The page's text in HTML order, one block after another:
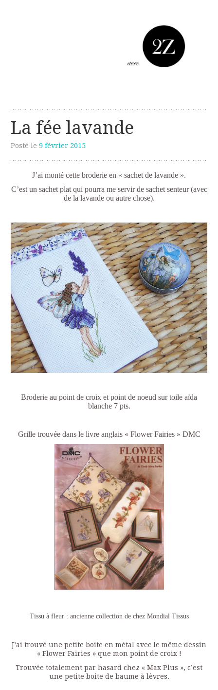
avec deux z
La fée lavande
Posté le9 février 2015
J’ai monté cette broderie en « sachet de lavande ».
C’est un sachet plat qui pourra me servir de sachet senteur (avec
de la lavande ou autre chose).
Broderie au point de croix et point de noeud sur toile aïda
blanche 7 pts.
Grille trouvée dans le livre anglais « Flower Fairies » DMC
Tissu à fleur : ancienne collection de chez Mondial Tissus
J’ai trouvé une petite boite en métal avec le même dessin
« Flower Fairies » que mon point de croix !
Trouvée totalement par hasard chez « Max Plus », c’est
une petite boite de baume à lèvres.